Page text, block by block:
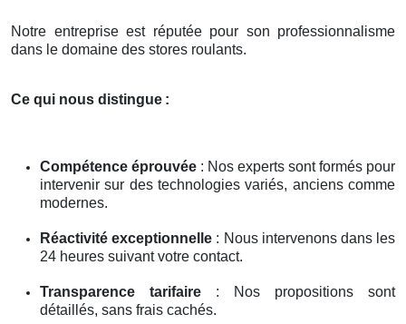
Notre entreprise est réputée pour son professionnalisme
dans le domaine des stores roulants.
Ce qui nous distingue :
Compétence éprouvée : Nos experts sont formés pour
intervenir sur des technologies variés, anciens comme
modernes.
Réactivité exceptionnelle : Nous intervenons dans les
24 heures suivant votre contact.
Transparence tarifaire : Nos propositions sont
détaillés, sans frais cachés.